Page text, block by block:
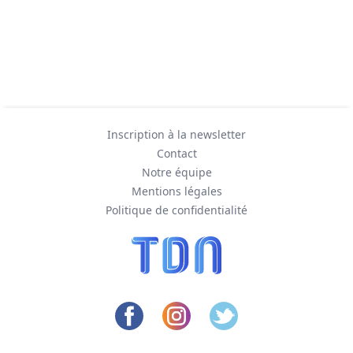
Inscription à la newsletter
Contact
Notre équipe
Mentions légales
Politique de confidentialité